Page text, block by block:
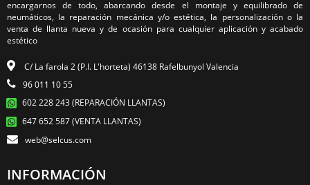
encargarnos de todo, abarcando desde el montaje y equilibrado de
neumáticos, la reparación mecánica y/o estética, la personalización o la
venta de llanta nueva y de ocasión para cualquier aplicación y acabado
estético
C/ La farola 2 (P.I. L'horteta) 46138 Rafelbunyol Valencia
96 011 10 55
602 228 243 (REPARACIÓN LLANTAS)
647 652 587 (VENTA LLANTAS)
web@selcus.com
INFORMACIÓN